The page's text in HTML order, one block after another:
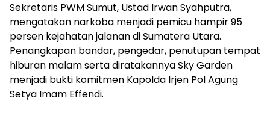
Sekretaris PWM Sumut, Ustad Irwan Syahputra,
mengatakan narkoba menjadi pemicu hampir 95
persen kejahatan jalanan di Sumatera Utara.
Penangkapan bandar, pengedar, penutupan tempat
hiburan malam serta diratakannya Sky Garden
menjadi bukti komitmen Kapolda Irjen Pol Agung
Setya Imam Effendi.